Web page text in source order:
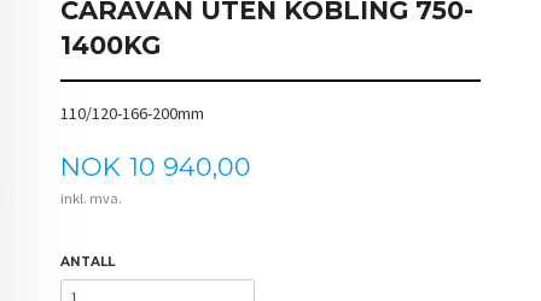
CARAVAN UTEN KOBLING 750-
1400KG
110/120-166-200mm
Pris
NOK 10 940,00
inkl. mva.
ANTALL